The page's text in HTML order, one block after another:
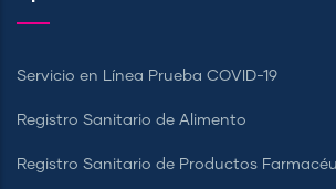
Servicio en Línea Prueba COVID-19
Registro Sanitario de Alimento
Registro Sanitario de Productos